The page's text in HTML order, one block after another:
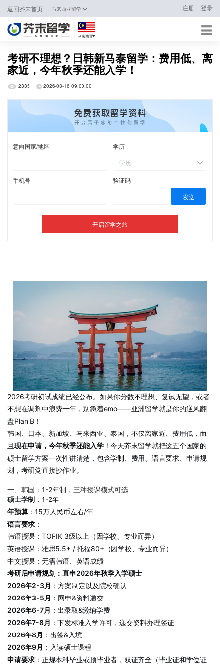
返回芥末首页 马来西亚留学 注册 | 登录
马来西亚
韩国
新加坡
马来西亚
考研不理想？日韩新马泰留学：费用低、离
家近，今年秋季还能入学！
2335 2026-03-16 09:00:00
2026考研初试成绩已经公布。如果你分数不理想、复试无望，或者
不想在调剂中浪费一年，别急着emo——亚洲留学就是你的逆风翻
盘Plan B！
韩国、日本、新加坡、马来西亚、泰国，不仅离家近、费用低，而
且现在申请，今年秋季还能入学 ！今天芥末留学就把这五个国家的
硕士留学方案一次性讲清楚，包含学制、费用、语言要求、申请规
划，考研党直接抄作业。
一、韩国：1-2年制，三种授课模式可选
硕士学制 ：1-2年
年预算 ：15万人民币左右/年
语言要求 ：
韩语授课：TOPIK 3级以上（因学校、专业而异）
英语授课：雅思5.5+ / 托福80+（因学校、专业而异）
中文授课：无需韩语、英语成绩
考研后申请规划：直申2026年秋季入学硕士
2026年2-3月 ：方案制定以及院校确认
2026年3-5月 ：网申&资料递交
2026年6-7月 ：出录取&缴纳学费
2026年7-8月 ：下发标准入学许可，递交资料办理签证
2026年8月 ：出签&入境
2026年9月 ：入读硕士课程
申请要求 ：正规本科毕业或预毕业者，双证齐全（毕业证和学位证